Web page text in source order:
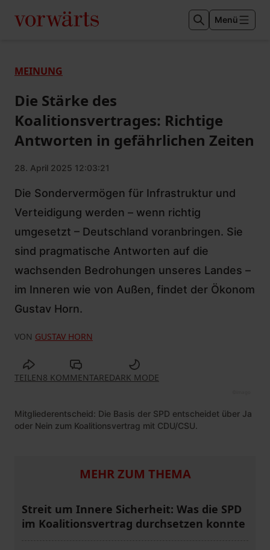
Menü
MEINUNG
Die Stärke des
Koalitionsvertrages: Richtige
Antworten in gefährlichen Zeiten
28. April 2025 12:03:21
Die Sondervermögen für Infrastruktur und
Verteidigung werden – wenn richtig
umgesetzt – Deutschland voranbringen. Sie
sind pragmatische Antworten auf die
wachsenden Bedrohungen unseres Landes –
im Inneren wie von Außen, findet der Ökonom
Gustav Horn.
VON GUSTAV HORN
TEILEN8 KOMMENTAREDARK MODE
Mitgliederentscheid: Die Basis der SPD entscheidet über Ja
oder Nein zum Koalitionsvertrag mit CDU/CSU.
MEHR ZUM THEMA
Streit um Innere Sicherheit: Was die SPD
im Koalitionsvertrag durchsetzen konnte